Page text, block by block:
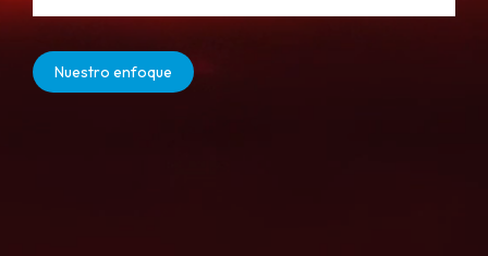
Nuestro enfoque